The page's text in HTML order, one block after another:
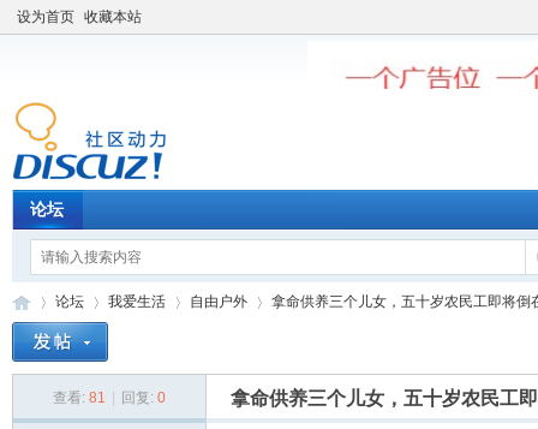
设为首页 收藏本站
论坛
论坛
›
我爱生活 自由户外
›
拿命供养三个儿女，五十岁农民工即将倒
查看: 81 回复: 0 拿命供养三个儿女，五十岁农民工